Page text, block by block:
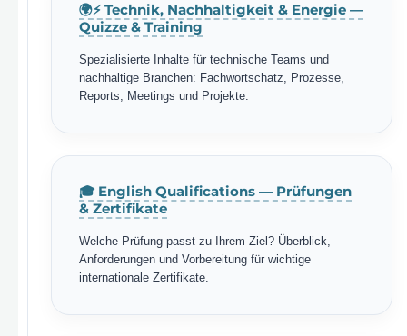
🌍⚡ Technik, Nachhaltigkeit & Energie —
Quizze & Training
Spezialisierte Inhalte für technische Teams und
nachhaltige Branchen: Fachwortschatz, Prozesse,
Reports, Meetings und Projekte.
🎓 English Qualifications — Prüfungen
& Zertifikate
Welche Prüfung passt zu Ihrem Ziel? Überblick,
Anforderungen und Vorbereitung für wichtige
internationale Zertifikate.